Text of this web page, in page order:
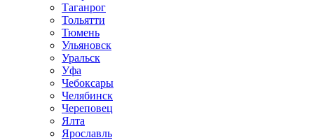
Таганрог
Тольятти
Тюмень
Ульяновск
Уральск
Уфа
Чебоксары
Челябинск
Череповец
Ялта
Ярославль